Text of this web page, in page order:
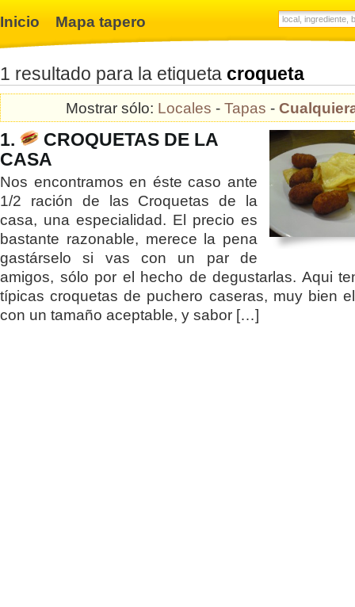
Inicio Mapa tapero
1 resultado para la etiqueta croqueta
Mostrar sólo: Locales - Tapas -
1.
CROQUETAS DE LA
CASA
Nos encontramos en éste caso ante
1/2 ración de las Croquetas de la
casa, una especialidad. El precio es
bastante razonable, merece la pena
gastárselo si vas con un par de
amigos, sólo por el hecho de degustarlas. Aqui
típicas croquetas de puchero caseras, muy bien
con un tamaño aceptable, y sabor […]